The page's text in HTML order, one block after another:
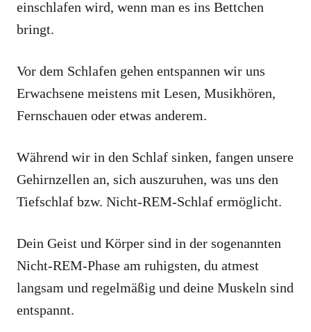
einschlafen wird, wenn man es ins Bettchen
bringt.
Vor dem Schlafen gehen entspannen wir uns
Erwachsene meistens mit Lesen, Musikhören,
Fernschauen oder etwas anderem.
Während wir in den Schlaf sinken, fangen unsere
Gehirnzellen an, sich auszuruhen, was uns den
Tiefschlaf bzw. Nicht-REM-Schlaf ermöglicht.
Dein Geist und Körper sind in der sogenannten
Nicht-REM-Phase am ruhigsten, du atmest
langsam und regelmäßig und deine Muskeln sind
entspannt.